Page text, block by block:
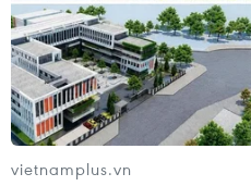
vietnamplus.vn